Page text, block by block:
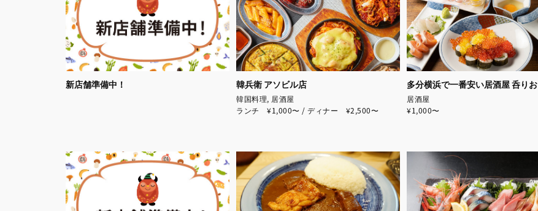
新店舗準備中！ 韓兵衛 アソビル店
韓国料理, 居酒屋
ランチ ¥1,000〜 / ディナー ¥2,500〜
多分横浜で一番安い居酒屋 呑りお
居酒屋
¥1,000〜